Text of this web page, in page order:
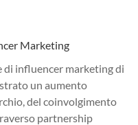
Marketing
di influencer marketing di
un aumento
del coinvolgimento
partnership